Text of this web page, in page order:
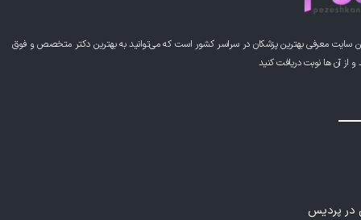
سایت معرفی بهترین پزشکان در سراسر کشور است که می‌توانید به بهترین دکتر متخصص و فوق
آن ها نوبت دریافت کنید
در پردیس